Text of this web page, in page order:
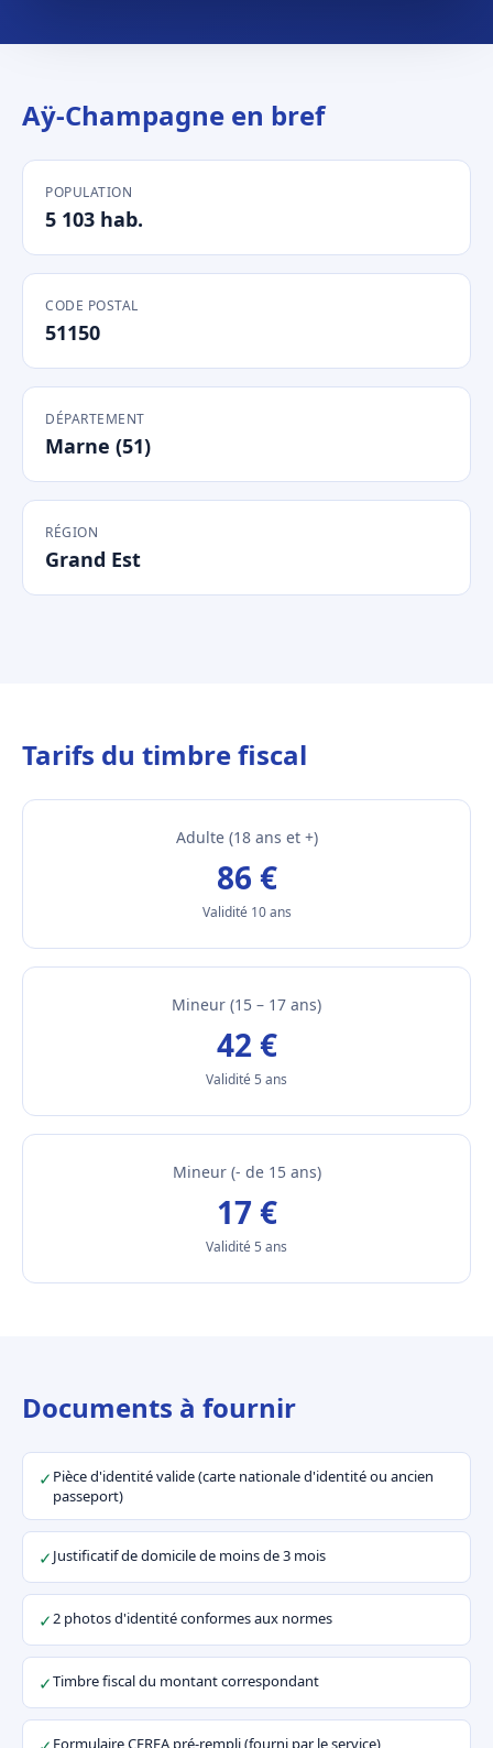
Aÿ-Champagne en bref
POPULATION
5 103 hab.
CODE POSTAL
51150
DÉPARTEMENT
Marne (51)
RÉGION
Grand Est
Tarifs du timbre fiscal
Adulte (18 ans et +)
86 €
Validité 10 ans
Mineur (15 – 17 ans)
42 €
Validité 5 ans
Mineur (- de 15 ans)
17 €
Validité 5 ans
Documents à fournir
✓ Pièce d'identité valide (carte nationale d'identité ou ancien
passeport)
✓Justificatif de domicile de moins de 3 mois
✓2 photos d'identité conformes aux normes
✓Timbre fiscal du montant correspondant
Formulaire CERFA pré-rempli (fourni par le service)